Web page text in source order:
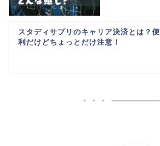
スタディサプリのキャリア決済とは？便
利だけどちょっとだけ注意！